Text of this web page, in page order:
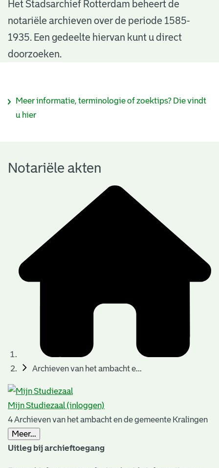
N
o
Het Stadsarchief Rotterdam beheert de
notariële archieven over de periode 1585-
1935. Een gedeelte hiervan kunt u direct
doorzoeken.
I
r
n
a
'
s
n
o
t
Meer informatie, terminologie of zoektips? Die vindt
u hier
Notariële akten
Archieven van het ambacht e...
Mijn Studiezaal (inloggen)
4 Archieven van het ambacht en de gemeente Kralingen
Meer...
Uitleg bij archieftoegang